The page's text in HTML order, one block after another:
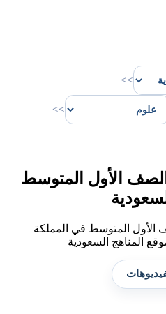
>>
>>
الأول المتوسط
المتوسط في المملكة
المناهج السعودية